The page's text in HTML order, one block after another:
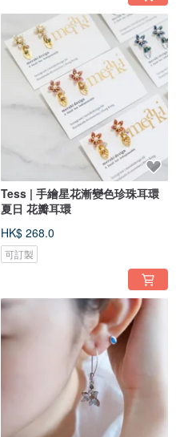
Tess | 手繪星花漸變色珍珠耳環
夏日 花瓣耳環
HK$ 268.0
可訂製